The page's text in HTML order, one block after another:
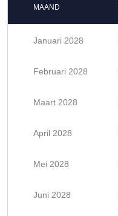
MAAND
Januari 2028
Februari 2028
Maart 2028
April 2028
Mei 2028
Juni 2028